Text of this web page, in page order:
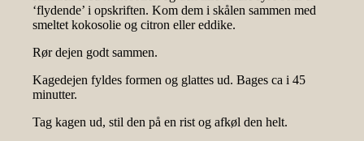
‘flydende’ i opskriften. Kom dem i skålen sammen med
smeltet kokosolie og citron eller eddike.
Rør dejen godt sammen.
Kagedejen fyldes formen og glattes ud. Bages ca i 45
minutter.
Tag kagen ud, stil den på en rist og afkøl den helt.